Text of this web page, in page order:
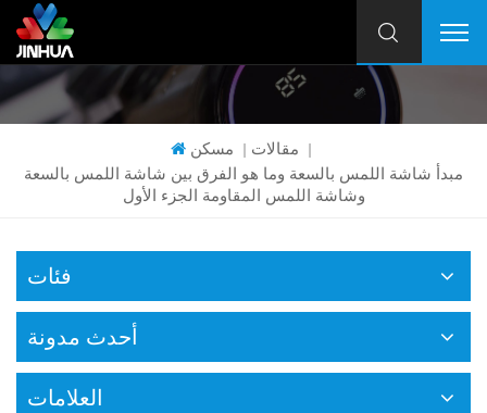
مسكن | مقالات |
مبدأ شاشة اللمس بالسعة وما هو الفرق بين شاشة اللمس بالسعة
وشاشة اللمس المقاومة الجزء الأول
فئات
أحدث مدونة
العلامات